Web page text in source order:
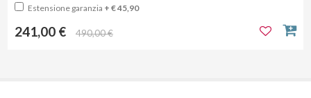
Estensione garanzia + € 45,90
241,00 € 490,00 €